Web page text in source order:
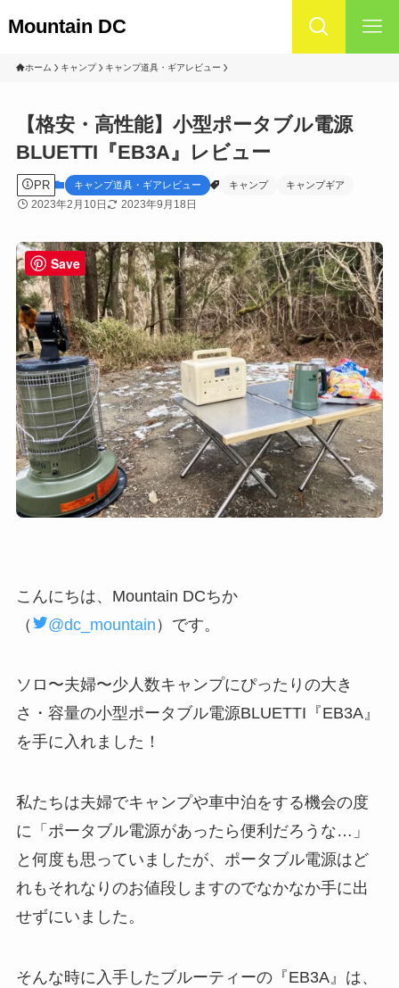
Mountain DC
ホーム キャンプ キャンプ道具・ギアレビュー
【格安・高性能】小型ポータブル電源
BLUETTI『EB3A』レビュー
PR キャンプ道具・ギアレビュー キャンプ キャンプギア
2023年2月10日 2023年9月18日
こんにちは、Mountain DCちか
（
@dc_mountain ）です。
ソロ〜夫婦〜少人数キャンプにぴったりの大き
さ・容量の小型ポータブル電源BLUETTI『EB3A』
を手に入れました！
私たちは夫婦でキャンプや車中泊をする機会の度
に「ポータブル電源があったら便利だろうな…」
と何度も思っていましたが、ポータブル電源はど
れもそれなりのお値段しますのでなかなか手に出
せずにいました。
そんな時に入手したブルーティーの『EB3A』は、
Save